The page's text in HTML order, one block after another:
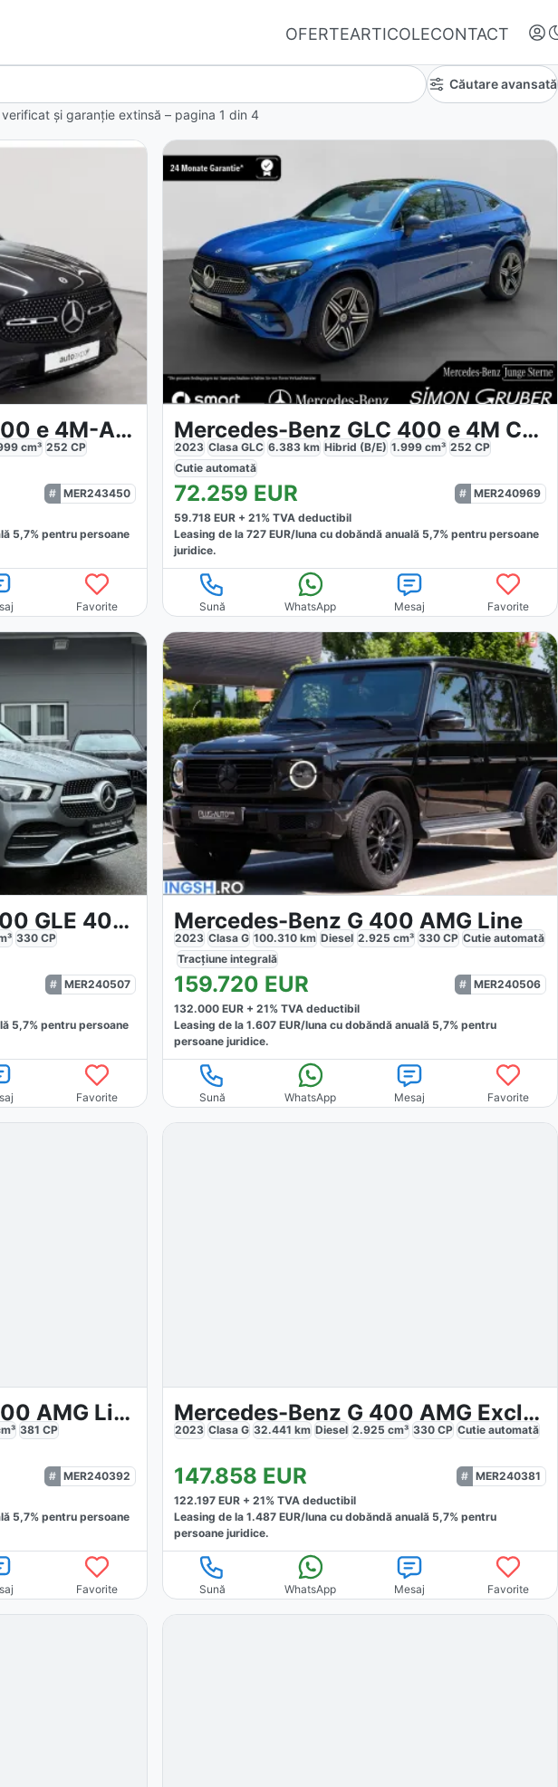
OFERTEARTICOLECONTACT
Autentifică-te
Nu ai oferte favorite
Căutare avansată
și garanție extinsă – pagina 1 din 4
Mercedes-Benz GLC 400 e 4M-AMG Advanced
cm³ 252 CP
MER243450
5,7% pentru persoane
Favorite
Mercedes-Benz GLC 400 e 4M Coupé AMG Night Premium Technik
2023 Clasa GLC 6.383km Hibrid (B/E) 1.999cm³ 252 CP
Cutie automată
72.259 EUR
MER240969
59.718EUR + 21% TVA deductibil
Leasing de la 727EUR/lunacu dobăndă anuală 5,7% pentru persoane
juridice.
Sună WhatsApp Mesaj Favorite
Mercedes-Benz GLE 400 GLE 400d 4M AMG Line
330 CP
MER240507
5,7% pentru persoane
Favorite
Mercedes-Benz G 400 AMG Line
2023 Clasa G 100.310km Diesel 2.925 cm³ 330CP Cutie automată
Tracțiune integrală
159.720 EUR
MER240506
132.000EUR + 21% TVA deductibil
Leasing de la 1.607EUR/lunacu dobăndă anuală 5,7% pentru
persoane juridice.
Sună WhatsApp Mesaj Favorite
Mercedes-Benz GLC 400 AMG Line
381 CP
MER240392
5,7% pentru persoane
Favorite
Mercedes-Benz G 400 AMG Exclusiv
2023 Clasa G 32.441 km Diesel 2.925 cm³ 330CP Cutie automată
147.858 EUR
MER240381
122.197EUR + 21% TVA deductibil
Leasing de la 1.487EUR/lunacu dobăndă anuală 5,7% pentru
persoane juridice.
Sună WhatsApp Mesaj Favorite